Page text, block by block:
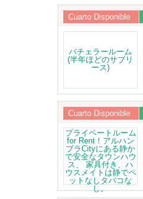
Cuarto Disponible
Cuarto Disponible